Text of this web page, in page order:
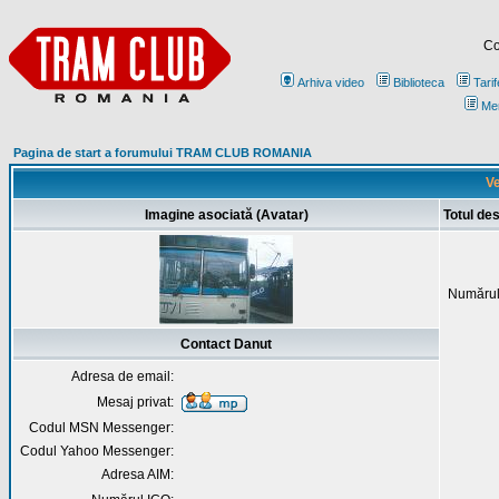
Arhiva video Biblioteca
Pagina de start a forumului TRAM CLUB ROMANIA
Imagine asociată (Avatar) Totul
Contact Danut
Adresa de email:
Mesaj privat:
Codul MSN Messenger:
Codul Yahoo Messenger:
Adresa AIM: